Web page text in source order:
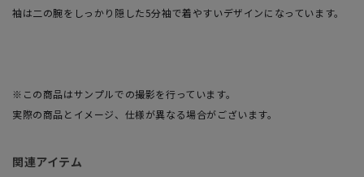
袖は二の腕をしっかり隠した5分袖で着やすいデザインになっています。
※この商品はサンプルでの撮影を行っています。
実際の商品とイメージ、仕様が異なる場合がございます。
関連アイテム